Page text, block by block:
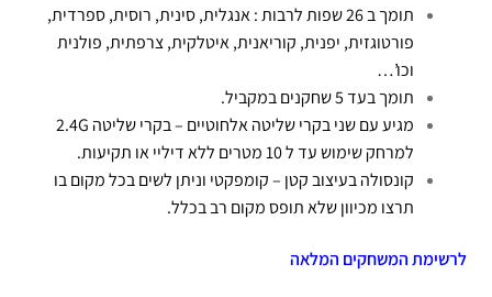
תומך ב 26 שפות לרבות : אנגלית, סינית, רוסית, ספרדית,
פורטוגזית, יפנית, קוריאנית, איטלקית, צרפתית, פולנית
וכו’…
תומך בעד 5 שחקנים במקביל.
מגיע עם שני בקרי שליטה אלחוטיים – בקרי שליטה 2.4G
למרחק שימוש עד ל 10 מטרים ללא דיליי או תקיעות.
קונסולה בעיצוב קטן – קומפקטי וניתן לשים בכל מקום בו
תרצו מכיוון שלא תופס מקום רב בכלל.
לרשימת המשחקים המלאה